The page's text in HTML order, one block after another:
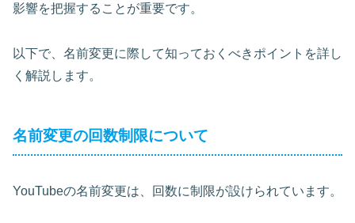
影響を把握することが重要です。
以下で、名前変更に際して知っておくべきポイントを詳し
く解説します。
名前変更の回数制限について
YouTubeの名前変更は、回数に制限が設けられています。